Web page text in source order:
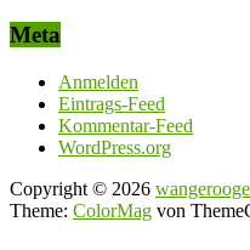
Meta
Anmelden
Eintrags-Feed
Kommentar-Feed
WordPress.org
Copyright © 2026
Theme: ColorMag von